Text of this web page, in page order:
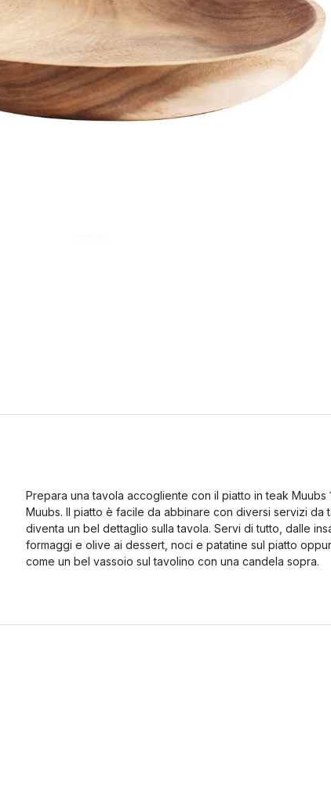
Prepara una tavola accogliente con il piatto in teak Muubs
Muubs. Il piatto è facile da abbinare con diversi servizi da
diventa un bel dettaglio sulla tavola. Servi di tutto, dalle
formaggi e olive ai dessert, noci e patatine sul piatto
come un bel vassoio sul tavolino con una candela sopra.